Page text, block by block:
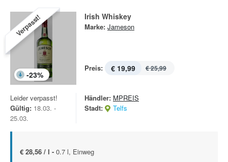
Verpasst!
-23%
Irish Whiskey
Marke: Jameson
Preis: € 19,99 € 25,99
Leider verpasst!
Gültig: 18.03. -
25.03.
Händler: MPREIS
Stadt:
Telfs
€ 28,56 / l - 0.7 l, Einweg